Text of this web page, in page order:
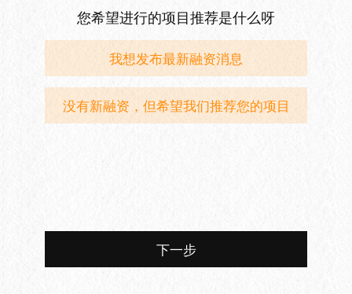
您希望进行的项目推荐是什么呀
我想发布最新融资消息
没有新融资，但希望我们推荐您的项目
下一步